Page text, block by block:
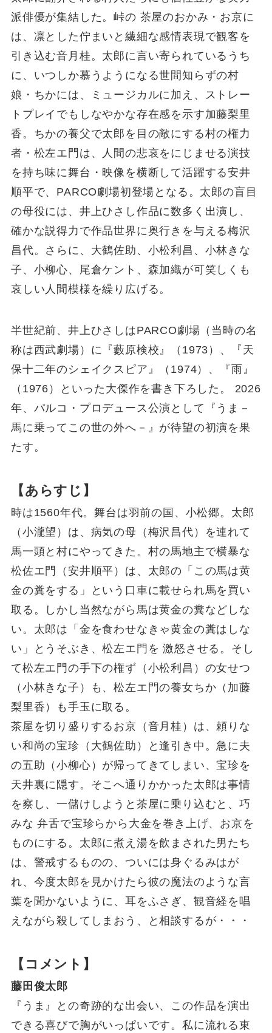
派俳優が集結した。峠の 茶屋のおかみ・お京に
は、凛とした佇まいと繊細な感情表現で観客を
引き込む音月桂。太郎に言い寄られているうち
に、いつしか慕うようになる世間知らずの村
娘・ちかには、ミュージカルに加え、ストレー
トプレイでもしなやかな存在感を示す加藤梨里
香。ちかの養父で太郎を目の敵にする村の権力
者・松左エ門は、人間の悲哀をにじませる演技
を持ち味に舞台・映像を横断して活躍する安井
順平で、PARCO劇場初登場となる。太郎の盲目
の母役には、井上ひさし作品に数多く出演し、
確かな説得力で作品世界に奥行きを与える梅沢
昌代。さらに、大鶴佐助、小松利昌、小林きな
子、小柳心、尾倉ケント、森加織が可笑しくも
哀しい人間模様を繰り広げる。
半世紀前、井上ひさしはPARCO劇場（当時の名
称は西武劇場）に『藪原検校』（1973）、『天
保十二年のシェイクスピア』（1974）、『雨』
（1976）といった大傑作を書き下ろした。 2026
年、パルコ・プロデュース公演として『うま－
馬に乗ってこの世の外へ－』が待望の初演を果
たす。
【あらすじ】
時は1560年代。舞台は羽前の国、小松郷。太郎
（小瀧望）は、病気の母（梅沢昌代）を連れて
馬一頭と村にやってきた。村の馬地主で横暴な
松佐エ門（安井順平）は、太郎の「この馬は黄
金の糞をする」という口車に載せられ馬を買い
取る。しかし当然ながら馬は黄金の糞などしな
い。太郎は「金を食わせなきゃ黄金の糞はしな
い」とうそぶき、松左エ門を 激怒させる。そし
て松左エ門の手下の権ず（小松利昌）の女せつ
（小林きな子）も、松左エ門の養女ちか（加藤
梨里香）も手玉に取る。
茶屋を切り盛りするお京（音月桂）は、頼りな
い和尚の宝珍（大鶴佐助）と逢引き中。急に夫
の五助（小柳心）が帰ってきてしまい、宝珍を
天井裏に隠す。そこへ通りかかった太郎は事情
を察し、一儲けしようと茶屋に乗り込むと、巧
みな 弁舌で宝珍らから大金を巻き上げ、お京を
ものにする。太郎に煮え湯を飲まされた男たち
は、警戒するものの、ついには身ぐるみはが
れ、今度太郎を見かけたら彼の魔法のような言
葉を聞かないように、耳をふさぎ、観音経を唱
えながら殺してしまおう、と相談するが・・・
【コメント】
藤田俊太郎
『うま』との奇跡的な出会い、この作品を演出
できる喜びで胸がいっぱいです。私に流れる東